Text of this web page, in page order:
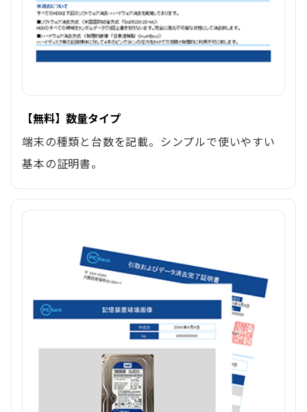
【無料】数量タイプ
端末の種類と台数を記載。シンプルで使いやすい
基本の証明書。